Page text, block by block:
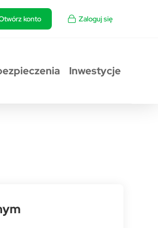
konto Zaloguj się
Inwestycje